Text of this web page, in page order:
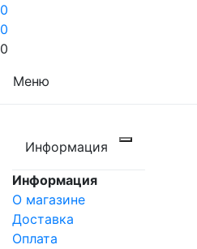
0
0
0
Меню
Информация
Информация
О магазине
Доставка
Оплата